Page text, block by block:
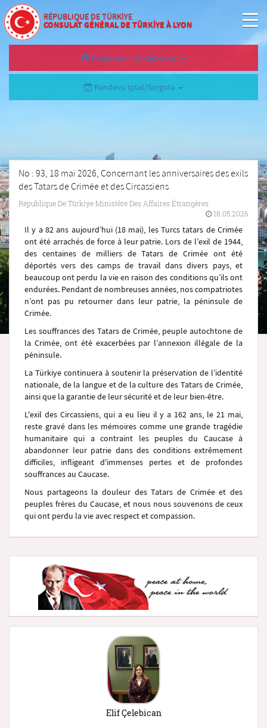
RÉPUBLIQUE DE TÜRKİYE
CONSULAT GÉNÉRAL DE TÜRKİYE À LYON
Prendre un rendez-vous
Randevu İptal/Sorgula
No : 93, 18 mai 2026, Concernant les anniversaires des exils
des Tatars de Crimée et des Circassiens
République De Türkiye Ministère Des Affaires Étrangères
18.05.2026
Il y a 82 ans aujourd’hui (18 mai), les Turcs tatars de Crimée
ont été arrachés de force à leur patrie. Lors de l’exil de 1944,
des centaines de milliers de Tatars de Crimée ont été
déportés vers des camps de travail dans divers pays, et
beaucoup ont perdu la vie en raison des conditions qu’ils ont
endurées. Pendant de nombreuses années, nos compatriotes
n’ont pas pu retourner dans leur patrie, la péninsule de
Crimée.
Les souffrances des Tatars de Crimée, peuple autochtone de
la Crimée, ont été exacerbées par l’annexion illégale de la
péninsule.
La Türkiye continuera à soutenir la préservation de l’identité
nationale, de la langue et de la culture des Tatars de Crimée,
ainsi que la garantie de leur sécurité et de leur bien-être.
L'exil des Circassiens, qui a eu lieu il y a 162 ans, le 21 mai,
reste gravé dans les mémoires comme une grande tragédie
humanitaire qui a contraint les peuples du Caucase à
abandonner leur patrie dans des conditions extrêmement
difficiles, infligeant d'immenses pertes et de profondes
souffrances au Caucase.
Nous partageons la douleur des Tatars de Crimée et des
peuples frères du Caucase, et nous nous souvenons de ceux
qui ont perdu la vie avec respect et compassion.
Elif Çelebican